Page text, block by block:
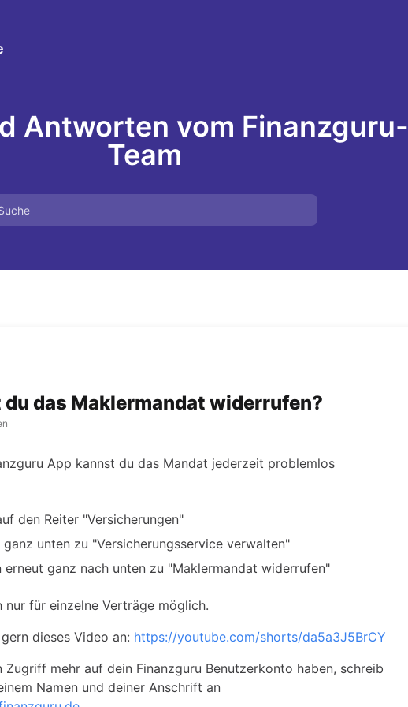
Antworten vom Finanzguru-
Team
das Maklermandat widerrufen?
App kannst du das Mandat jederzeit problemlos
den Reiter "Versicherungen"
unten zu "Versicherungsservice verwalten"
erneut ganz nach unten zu "Maklermandat widerrufen"
für einzelne Verträge möglich.
dieses Video an: https://youtube.com/shorts/da5a3J5BrCY
Zugriff mehr auf dein Finanzguru Benutzerkonto haben, schreib
Namen und deiner Anschrift an